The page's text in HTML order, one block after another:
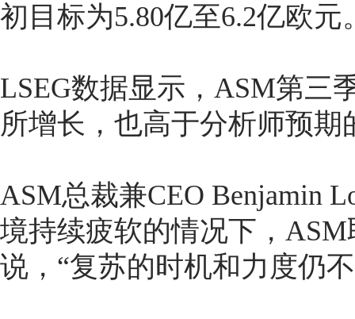
初目标为5.80亿至6.2亿欧元
LSEG数据显示，ASM第三
所增长，也高于分析师预期
ASM总裁兼CEO Benjamin
境持续疲软的情况下，
说，“复苏的时机和力度仍